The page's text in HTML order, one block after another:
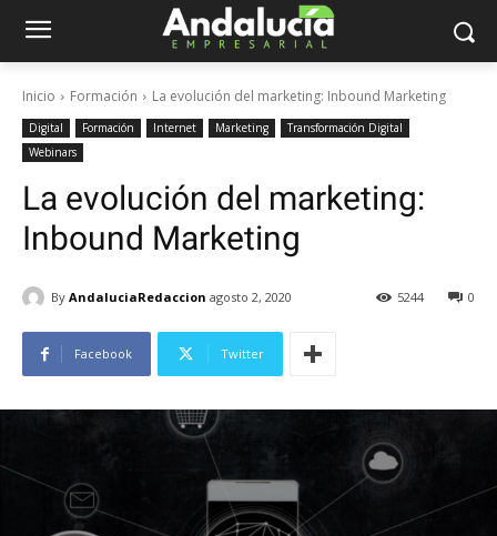
Inicio Formación La evolución del marketing: Inbound Marketing
Digital Formación Internet Marketing
Transformación Digital
Webinars
La evolución del marketing:
Inbound Marketing
By AndaluciaRedaccion agosto 2, 2020 0
5244
Facebook Twitter